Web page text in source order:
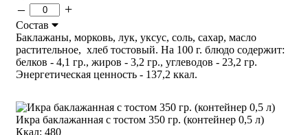
– +
Состав
Баклажаны, морковь, лук, уксус, соль, сахар, масло
растительное, хлеб тостовый. На 100 г. блюдо содержит:
белков - 4,1 гр., жиров - 3,2 гр., углеводов - 23,2 гр.
Энергетическая ценность - 137,2 ккал.
Икра баклажанная с тостом 350 гр. (контейнер 0,5 л)
Ккал: 480